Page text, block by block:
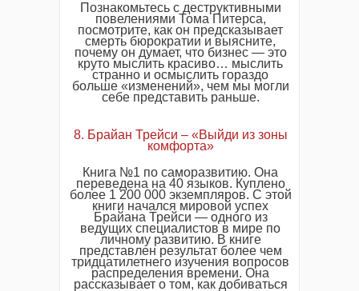
Познакомьтесь с деструктивными
повелениями Тома Питерса,
посмотрите, как он предсказывает
смерть бюрократии и выясните,
почему он думает, что бизнес — это
круто мыслить красиво… мыслить
странно и осмыслить гораздо
больше «изменений», чем мы могли
себе представить раньше.
8. Брайан Трейси – «Выйди из зоны
комфорта»
Книга №1 по саморазвитию. Она
переведена на 40 языков. Куплено
более 1 200 000 экземпляров. С этой
книги начался мировой успех
Брайана Трейси — одного из
ведущих специалистов в мире по
личному развитию. В книге
представлен результат более чем
тридцатилетнего изучения вопросов
распределения времени. Она
рассказывает о том, как добиваться